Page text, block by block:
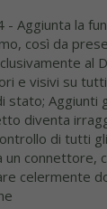
- Aggiunta la
così da
al
e visivi su
stato; Aggiunti
diventa
di tutti
un connettore,
celermente